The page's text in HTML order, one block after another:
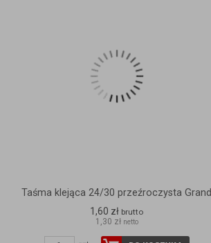
Taśma klejąca 24/30 przeźroczysta Grand
1,60 zł brutto
1,30 zł netto